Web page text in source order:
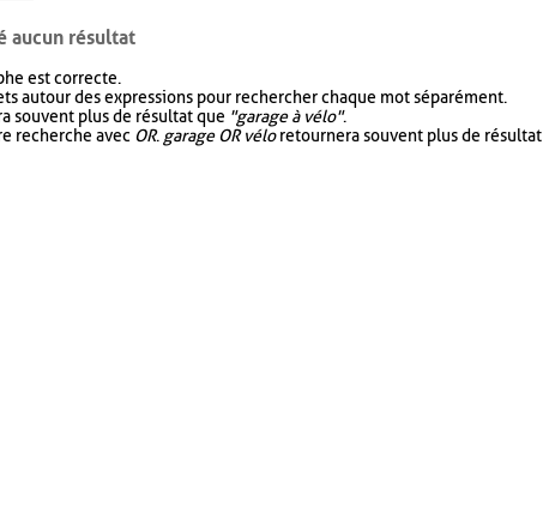
aucun résultat
est correcte.
autour des expressions pour rechercher chaque mot séparément.
souvent plus de résultat que "garage à vélo".
recherche avec OR. garage OR véloretournera souvent plus de résultat